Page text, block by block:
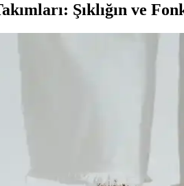
Şıklığın ve